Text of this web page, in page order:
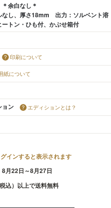
余白なし＊
なし、厚さ18mm 出力：ソルベント溶
トン・ひも付、かぶせ箱付
印刷について
紙について
ョン エディションとは？
インすると表示されます
8月22日～8月27日
込）以上で送料無料